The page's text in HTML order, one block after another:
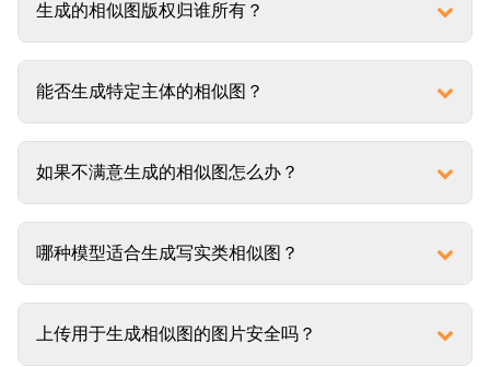
生成的相似图版权归谁所有？
能否生成特定主体的相似图？
如果不满意生成的相似图怎么办？
哪种模型适合生成写实类相似图？
上传用于生成相似图的图片安全吗？